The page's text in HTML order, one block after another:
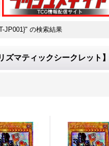
JP001}" の検索結果
ズマティックシークレット